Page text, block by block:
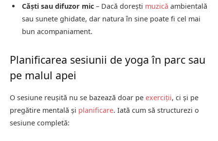
Căști sau difuzor mic – Dacă dorești muzică ambientală
sau sunete ghidate, dar natura în sine poate fi cel mai
bun acompaniament.
Planificarea sesiunii de yoga în parc sau
pe malul apei
O sesiune reușită nu se bazează doar pe exerciții, ci și pe
pregătire mentală și planificare. Iată cum să structurezi o
sesiune completă: